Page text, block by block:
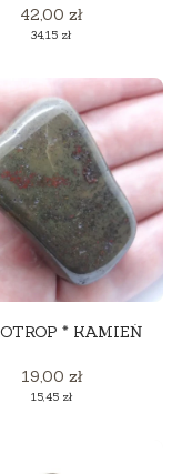
Cena
42,00 zł
Cena
34,15 zł
* KAMIEŃ
Cena
19,00 zł
Cena
15,45 zł